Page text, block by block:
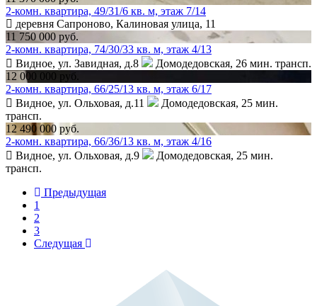
2-комн. квартира, 49/31/6 кв. м, этаж 7/14
деревня Сапроново, Калиновая улица, 11
11 750 000 руб.
2-комн. квартира, 74/30/33 кв. м, этаж 4/13
Видное, ул. Завидная, д.8
Домодедовская, 26 мин. трансп.
12 000 000 руб.
2-комн. квартира, 66/25/13 кв. м, этаж 6/17
Видное, ул. Ольховая, д.11
Домодедовская, 25 мин.
трансп.
12 490 000 руб.
2-комн. квартира, 66/36/13 кв. м, этаж 4/16
Видное, ул. Ольховая, д.9
Домодедовская, 25 мин.
трансп.
Предыдущая
1
2
3
Следущая